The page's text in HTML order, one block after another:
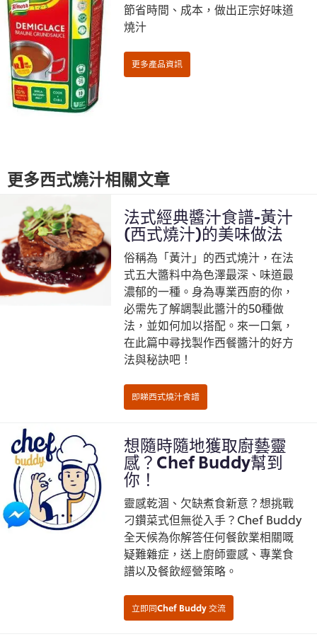
節省時間、成本，做出正宗好味道
燒汁
更多西式燒汁相關文章
法式經典醬汁食譜-黃汁
(西式燒汁)的美味做法
俗稱為「黃汁」的西式燒汁，在法
式五大醬料中為色澤最深、味道最
濃郁的一種。身為專業西廚的你，
必需先了解調製此醬汁的50種做
法，並如何加以搭配。來一口氣，
在此篇中尋找製作西餐醬汁的好方
法與秘訣吧！
想隨時隨地獲取廚藝靈
感？Chef Buddy幫到
你！
靈感乾涸、欠缺煮食新意？想挑戰
刁鑽菜式但無從入手？Chef Buddy
全天候為你解答任何餐飲業相關嘅
疑難雜症，送上廚師靈感、專業食
譜以及餐飲經營策略。